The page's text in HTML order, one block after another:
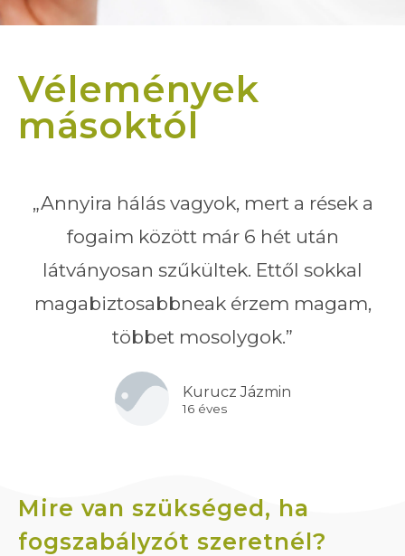
Vélemények
másoktól
„Annyira hálás vagyok, mert a rések a
fogaim között már 6 hét után
látványosan szűkültek. Ettől sokkal
magabiztosabbneak érzem magam,
többet mosolygok.”
Kurucz Jázmin
16 éves
Mire van szükséged, ha
fogszabályzót szeretnél?